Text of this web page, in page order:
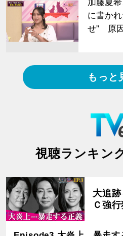
加藤夏
に書か
せ” 原
もっと
視聴ランキン
大追
Ｃ強